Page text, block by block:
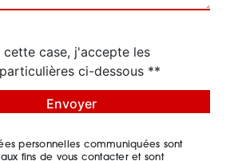
cette case, j'accepte les
ci-dessous **
Envoyer
personnelles communiquées sont
fins de vous contacter et sont